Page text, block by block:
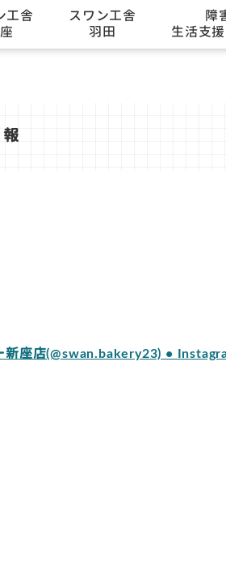
工舎 スワン工舎
羽田
障
生活支
新座店(@swan.bakery23) •